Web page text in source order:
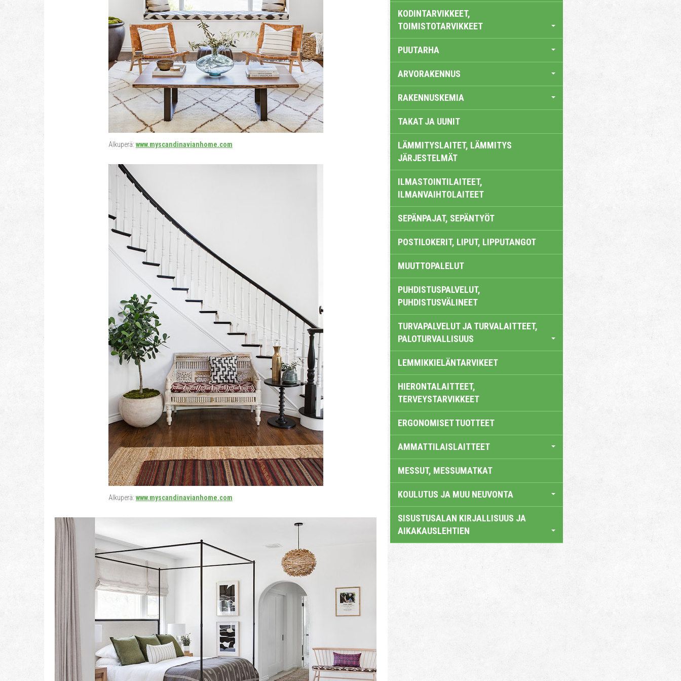
Alkuperä: www.myscandinavianhome.com
Alkuperä: www.myscandinavianhome.com
KODINTARVIKKEET,
TOIMISTOTARVIKKEET
PUUTARHA
ARVORAKENNUS
RAKENNUSKEMIA
TAKAT JA UUNIT
LÄMMITYSLAITET, LÄMMITYS
JÄRJESTELMÄT
ILMASTOINTILAITEET,
ILMANVAIHTOLAITEET
SEPÄNPAJAT, SEPÄNTYÖT
POSTILOKERIT, LIPUT, LIPPUTANGOT
MUUTTOPALELUT
PUHDISTUSPALVELUT,
PUHDISTUSVÄLINEET
TURVAPALVELUT JA TURVALAITTEET,
PALOTURVALLISUUS
LEMMIKKIELÄNTARVIKEET
HIERONTALAITTEET,
TERVEYSTARVIKKEET
ERGONOMISET TUOTTEET
AMMATTILAISLAITTEET
MESSUT, MESSUMATKAT
KOULUTUS JA MUU NEUVONTA
SISUSTUSALAN KIRJALLISUUS JA
AIKAKAUSLEHTIEN